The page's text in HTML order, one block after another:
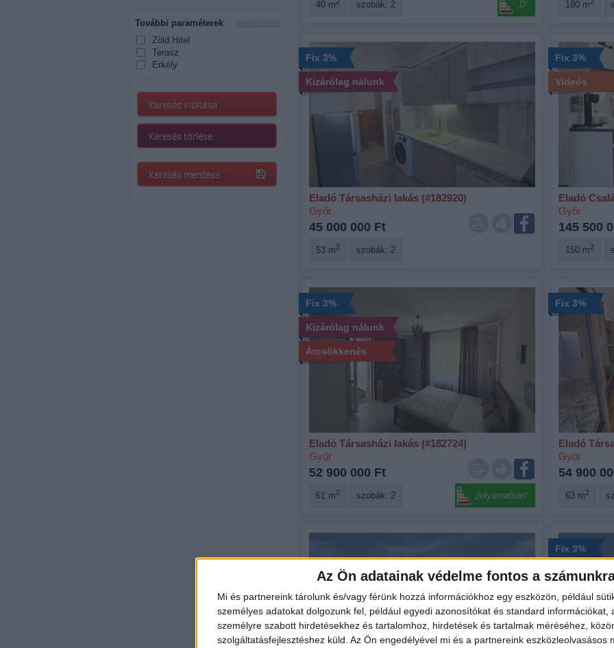
Az Ön adatainak védelme fontos a
Mi és partnereink tárolunk és/vagy férünk hozzá információkhoz egy eszközön, például
személyes adatokat dolgozunk fel, például egyedi azonosítókat és standard információkat,
személyre szabott hirdetésekhez és tartalomhoz, hirdetések és tartalmak méréséhez,
szolgáltatásfejlesztéshez küld. Az Ön engedélyével mi és a partnereink eszközleolvasásos
További paraméterek
Zöld Hitel
Terasz
Erkély
Keresés indítása
Keresés törlése
Keresés mentése
40 m szobák: 2 „D“ 180 m
Fix 3%
Kizárólag nálunk
Eladó Társasházi lakás (#182920)
Győr
45 000 000 Ft
53 m2 szobák: 2
Fix 3%
Videós
Eladó
Győr
145 500
150 m2
Fix 3%
Kizárólag nálunk
Árcsökkenés
Eladó Társasházi lakás (#182724)
Győr
52 900 000 Ft
61 m2 szobák: 2 „folyamatban“
Fix 3%
Eladó
Győr
54 900
63 m2
Fix 3%